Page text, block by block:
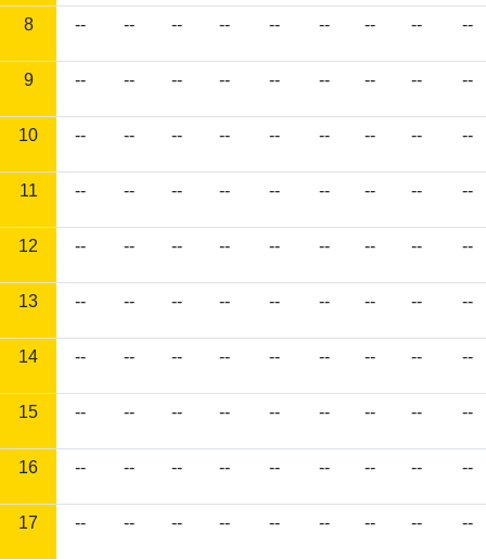
8 -- -- -- -- -- -- -- -- --
9 -- -- -- -- -- -- -- -- --
10 -- -- -- -- -- -- -- -- --
11 -- -- -- -- -- -- -- -- --
12 -- -- -- -- -- -- -- -- --
13 -- -- -- -- -- -- -- -- --
14 -- -- -- -- -- -- -- -- --
15 -- -- -- -- -- -- -- -- --
16 -- -- -- -- -- -- -- -- --
17 -- -- -- -- -- -- -- -- --